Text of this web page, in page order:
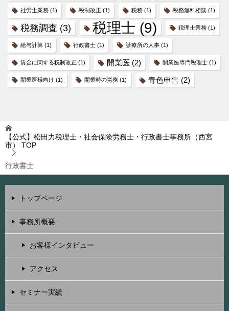
社労士業務 (1) 税制改正 (1) 税務 (1) 税務無料相談 (1)
税務調査 (3) 税理士 (9) 税理士業務 (1)
給与計算 (1) 行政書士 (1) 診療所の人事 (1)
賃金に関する税制改正 (1) 開業医 (2) 開業医専門税理士 (1)
開業医様向け (1) 開業時の労務 (1) 青色申告 (2)
【公式】松田力税理士・社会保険労務士・行政書士事務所（西宮
市）
TOP
行政書士
トップページ
事務所概要
お客様インタビュー
アクセス
セミナー実績